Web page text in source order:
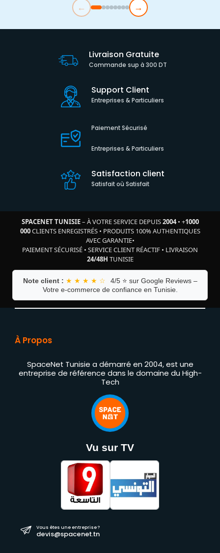
← →
Livraison Gratuite
Commande sup à 300 DT
Support Client
Entreprises & Particuliers
Paiement Sécurisé
Entreprises & Particuliers
Satisfaction client
Satisfait où Satisfait
SPACENET TUNISIE– À VOTRE SERVICE DEPUIS2004• +1000
000CLIENTS ENREGISTRÉS• PRODUITS 100% AUTHENTIQUES
AVEC GARANTIE•
PAIEMENT SÉCURISÉ • SERVICE CLIENT RÉACTIF • LIVRAISON
24/48H TUNISIE
Note client : ★ ★ ★ ★ ☆
4/5 ⭐ sur Google Reviews –
Votre e-commerce de confiance en Tunisie.
À Propos
SpaceNet Tunisie a démarré en 2004, est une
entreprise de référence dans le domaine du High-
Tech
Vu sur TV
Vous êtes une entreprise ?
devis@spacenet.tn